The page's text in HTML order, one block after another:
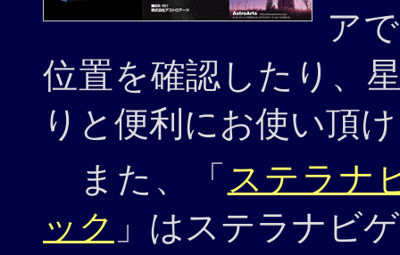
ア
位置を確認したり、
りと便利にお使い頂
また、「 ステラナ
ック 」はステラナビ